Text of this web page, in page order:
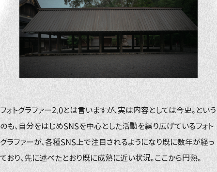
フォトグラファー2.0とは言いますが、実は内容としては今更。という
のも、自分をはじめSNSを中心とした活動を繰り広げているフォト
グラファーが、各種SNS上で注目されるようになり既に数年が経っ
ており、先に述べたとおり既に成熟に近い状況。ここから円熟。